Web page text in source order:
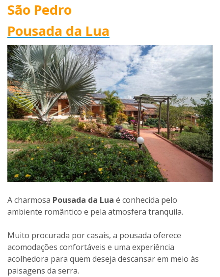
São Pedro
Pousada da Lua
A charmosa Pousada da Lua é conhecida pelo
ambiente romântico e pela atmosfera tranquila.
Muito procurada por casais, a pousada oferece
acomodações confortáveis e uma experiência
acolhedora para quem deseja descansar em meio às
paisagens da serra.